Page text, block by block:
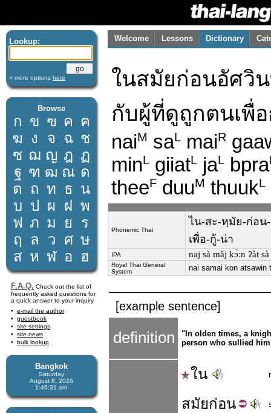
Lookup:
» more options here
Browse
ก ข ฃ ค ฅ
ฆ ง จ ฉ ช
ซ ฌ ญ ฎ ฏ
ฐ ฑ ฒ ณ ด
ต ถ ท ธ น
บ ป ผ ฝ พ
ฟ ภ ม ย
ร
ฤ
ล ว ศ ษ
ส ห ฬ อ ฮ
F.A.Q. Check out the list of
frequently asked questions for
a quick answer to your inquiry
e-mail the author
guestbook
site settings
site news
bulk lookup
Bangkok
Saturday
August 8, 2026
1:46:31 am
Welcome Lessons Dictionary
ในสมัยก่อนอัศวิ
กับผู้ที่ดูถูกตนเพื่
naiM saL maiR
minL giiatL jaL bpra
theeF duuM thuukL
Phonemic Thai
ไน-สะ-หฺมัย-ก่อน
เพื่อ-กู้-น่า
IPA naj sà mǎj kɔ̀ːn ʔàt sà
Royal Thai General
System
nai samai kon atsawin
[example sentence]
definition
"In olden times, a
person who sullied
ใน
สมัยก่อน